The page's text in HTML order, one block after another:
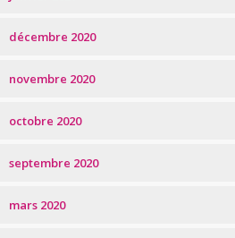
décembre 2020
novembre 2020
octobre 2020
septembre 2020
mars 2020